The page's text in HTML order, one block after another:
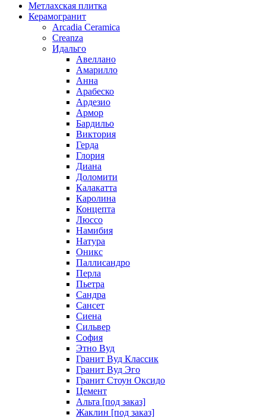
Метлахская плитка
Керамогранит
Arcadia Ceramica
Creanza
Идальго
Авеллано
Амарилло
Анна
Арабеско
Ардезио
Армор
Бардильо
Виктория
Герда
Глория
Диана
Доломити
Калакатта
Каролина
Концепта
Люссо
Намибия
Натура
Оникс
Паллисандро
Перла
Пьетра
Сандра
Сансет
Сиена
Сильвер
София
Этно Вуд
Гранит Вуд Классик
Гранит Вуд Эго
Гранит Стоун Оксидо
Цемент
Альта [под заказ]
Жаклин [под заказ]